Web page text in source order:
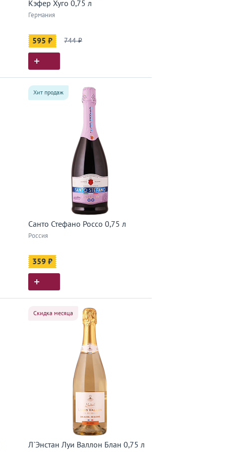
Кэфер Хуго 0,75 л
Германия
595 ₽ 744 ₽
Хит продаж
Санто Стефано Россо 0,75 л
Россия
359 ₽
Скидка месяца
Л`Энстан Луи Валлон Блан 0,75 л